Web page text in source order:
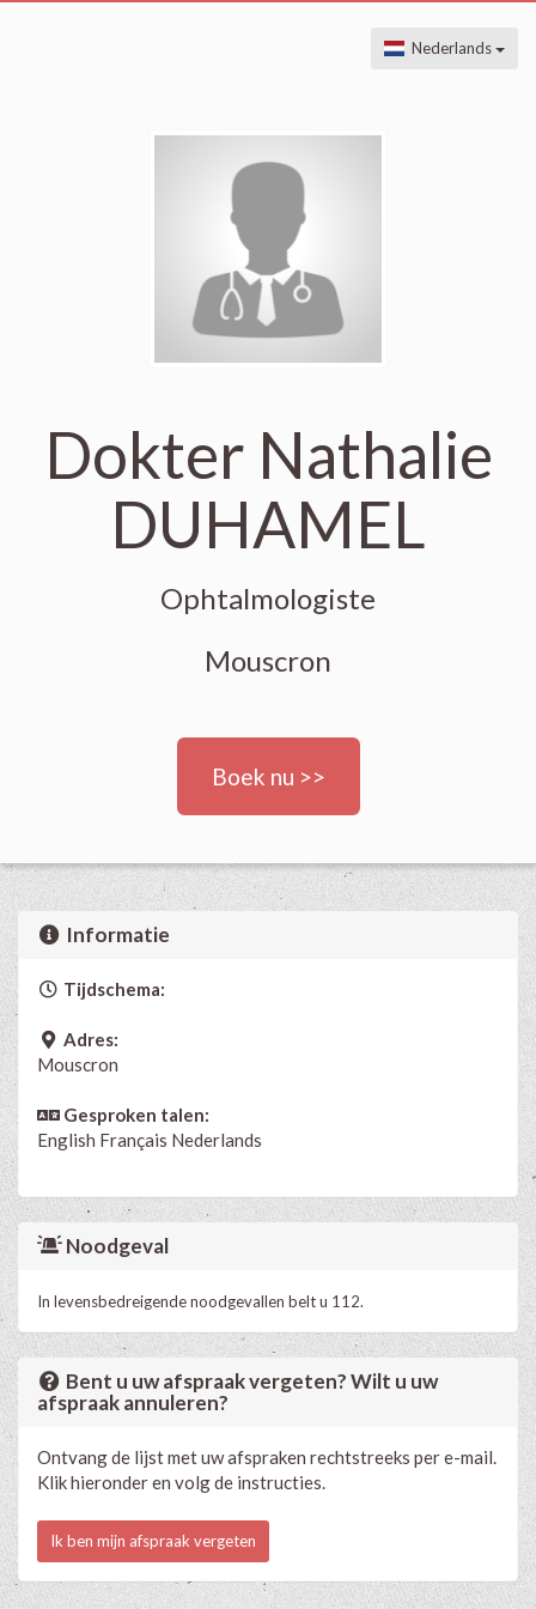
Nederlands
Dokter Nathalie
DUHAMEL
Ophtalmologiste
Mouscron
Boek nu >>
Informatie
Tijdschema:
Adres:
Mouscron
Gesproken talen:
English Français Nederlands
Noodgeval
In levensbedreigende noodgevallen belt u 112.
Bent u uw afspraak vergeten? Wilt u uw
afspraak annuleren?
Ontvang de lijst met uw afspraken rechtstreeks per e-mail.
Klik hieronder en volg de instructies.
Ik ben mijn afspraak vergeten